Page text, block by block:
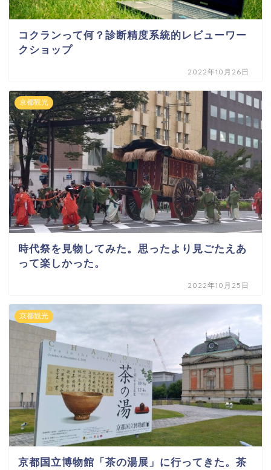
コクランって何？診断精度系統的レビューワー
クショップ
2022年10月26日
京都観光
時代祭を見物してみた。思ったより見ごたえあ
って楽しかった。
2022年10月25日
京都観光
京都国立博物館「茶の湯展」に行ってきた。茶